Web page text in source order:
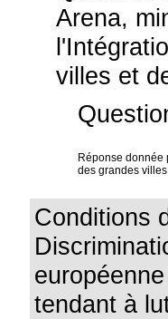
Arena,
villes et
Réponse donnée
des grandes
Conditions
tendant à